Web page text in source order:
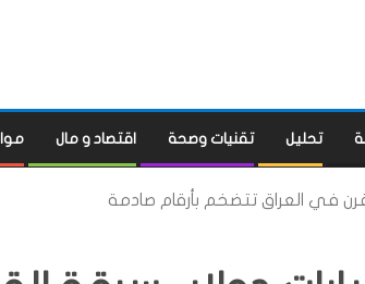
تحليل تقنيات وصحة اقتصاد و مال